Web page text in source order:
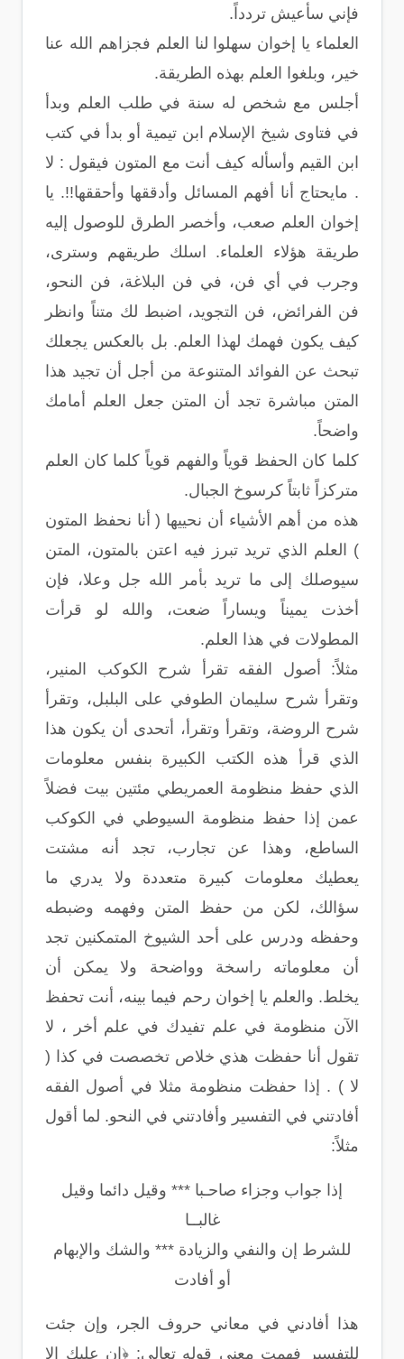
فإني سأعيش تردداً.
العلماء يا إخوان سهلوا لنا العلم فجزاهم الله عنا
خير، وبلغوا العلم بهذه الطريقة.
أجلس مع شخص له سنة في طلب العلم وبدأ
في فتاوى شيخ الإسلام ابن تيمية أو بدأ في كتب
ابن القيم وأسأله كيف أنت مع المتون فيقول : لا
. مايحتاج أنا أفهم المسائل وأدققها وأحققها!!. يا
إخوان العلم صعب، وأخصر الطرق للوصول إليه
طريقة هؤلاء العلماء. اسلك طريقهم وسترى،
وجرب في أي فن، في فن البلاغة، فن النحو،
فن الفرائض، فن التجويد، اضبط لك متناً وانظر
كيف يكون فهمك لهذا العلم. بل بالعكس يجعلك
تبحث عن الفوائد المتنوعة من أجل أن تجيد هذا
المتن مباشرة تجد أن المتن جعل العلم أمامك
واضحاً.
كلما كان الحفظ قوياً والفهم قوياً كلما كان العلم
متركزاً ثابتاً كرسوخ الجبال.
هذه من أهم الأشياء أن نحييها ( أنا نحفظ المتون
) العلم الذي تريد تبرز فيه اعتن بالمتون، المتن
سيوصلك إلى ما تريد بأمر الله جل وعلا، فإن
أخذت يميناً ويساراً ضعت، والله لو قرأت
المطولات في هذا العلم.
مثلاً: أصول الفقه تقرأ شرح الكوكب المنير،
وتقرأ شرح سليمان الطوفي على البلبل، وتقرأ
شرح الروضة، وتقرأ وتقرأ، أتحدى أن يكون هذا
الذي قرأ هذه الكتب الكبيرة بنفس معلومات
الذي حفظ منظومة العمريطي مئتين بيت فضلاً
عمن إذا حفظ منظومة السيوطي في الكوكب
الساطع، وهذا عن تجارب، تجد أنه مشتت
يعطيك معلومات كبيرة متعددة ولا يدري ما
سؤالك، لكن من حفظ المتن وفهمه وضبطه
وحفظه ودرس على أحد الشيوخ المتمكنين تجد
أن معلوماته راسخة وواضحة ولا يمكن أن
يخلط. والعلم يا إخوان رحم فيما بينه، أنت تحفظ
الآن منظومة في علم تفيدك في علم أخر ، لا
تقول أنا حفظت هذي خلاص تخصصت في كذا (
لا ) . إذا حفظت منظومة مثلا في أصول الفقه
أفادتني في التفسير وأفادتني في النحو. لما أقول
مثلاً:
إذا جواب وجزاء صاحـبا *** وقيل دائما وقيل
غالبــا
للشرط إن والنفي والزيادة *** والشك والإبهام
أو أفادت
هذا أفادني في معاني حروف الجر، وإن جئت
للتفسير فهمت معنى قوله تعالى: ﴿إن عليك إلا